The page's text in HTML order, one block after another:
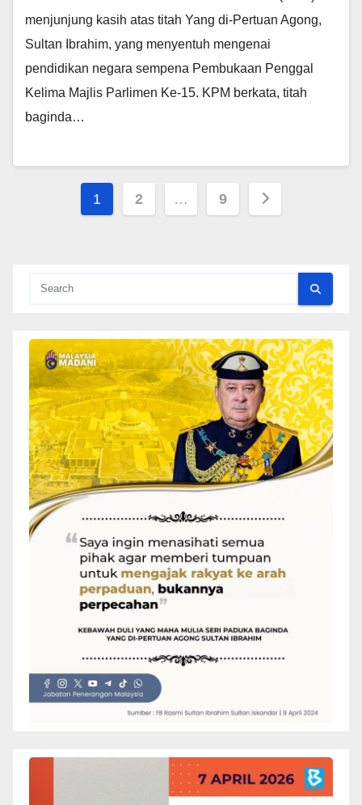
menjunjung kasih atas titah Yang di-Pertuan Agong,
Sultan Ibrahim, yang menyentuh mengenai
pendidikan negara sempena Pembukaan Penggal
Kelima Majlis Parlimen Ke-15. KPM berkata, titah
baginda…
Posts
1 2 … 9